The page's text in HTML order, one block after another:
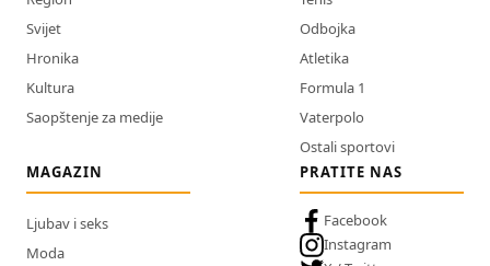
Svijet
Hronika
Kultura
Saopštenje za medije
Odbojka
Atletika
Formula 1
Vaterpolo
Ostali sportovi
MAGAZIN
Ljubav i seks
Moda
PRATITE NAS
Facebook
Instagram